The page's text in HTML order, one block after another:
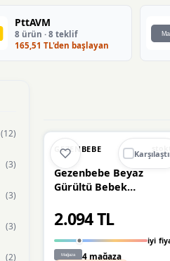
PttAVM
8 ürün · 8 teklif
165,51 TL'den başlayan
(12)
(3)
(3)
(3)
(2)
%48 🔥%48 DÜŞTÜ
GEZENBEBE
Gezenbebe Beyaz
Gürültü Bebek
Konsantrasyon
Yardımcısı
2.094 TL
iyi
4 mağaza